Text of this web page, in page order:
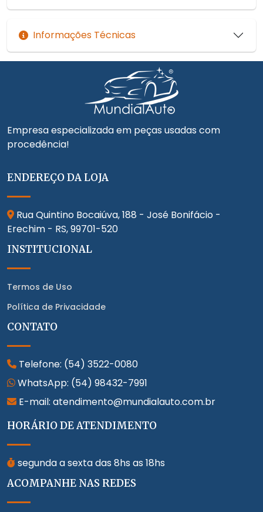
Informações Técnicas
Empresa especializada em peças usadas com
procedência!
ENDEREÇO DA LOJA
Rua Quintino Bocaiúva, 188 - José Bonifácio -
Erechim - RS,99701-520
INSTITUCIONAL
Termos de Uso
Política de Privacidade
CONTATO
Telefone: (54) 3522-0080
WhatsApp: (54) 98432-7991
E-mail: atendimento@mundialauto.com.br
HORÁRIO DE ATENDIMENTO
segunda a sexta das 8hs as 18hs
ACOMPANHE NAS REDES